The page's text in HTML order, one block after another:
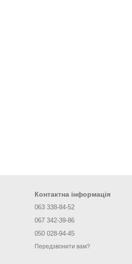
Контактна інформація
063 338-84-52
067 342-39-86
050 028-94-45
Передзвонити вам?